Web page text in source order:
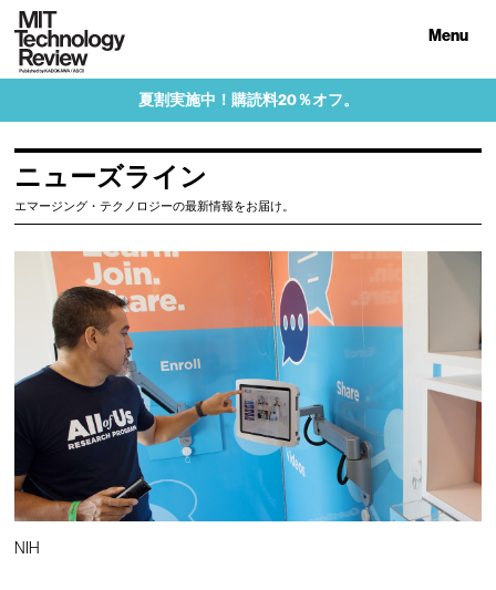
Menu
夏割実施中！購読料20％オフ。
ニューズライン
エマージング・テクノロジーの最新情報をお届け。
NIH